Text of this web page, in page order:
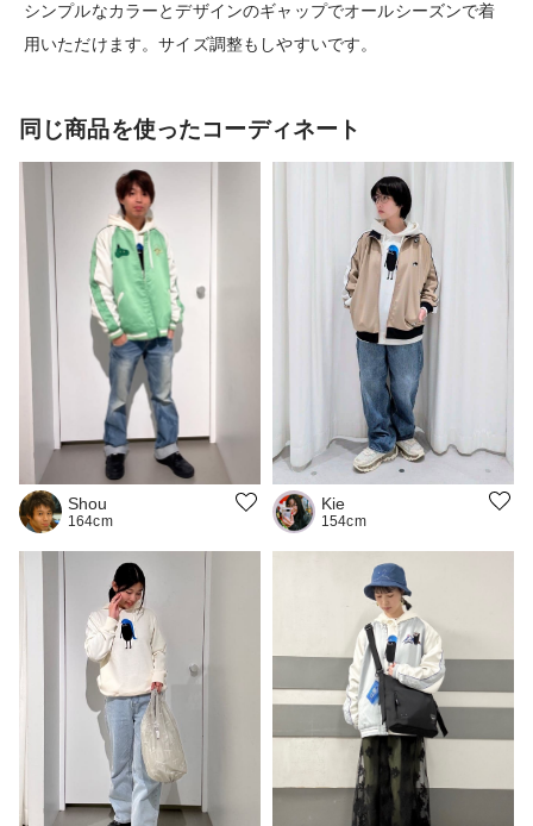
シンプルなカラーとデザインのギャップでオールシーズンで着
用いただけます。サイズ調整もしやすいです。
同じ商品を使ったコーディネート
Shou
164cm
Kie
154cm